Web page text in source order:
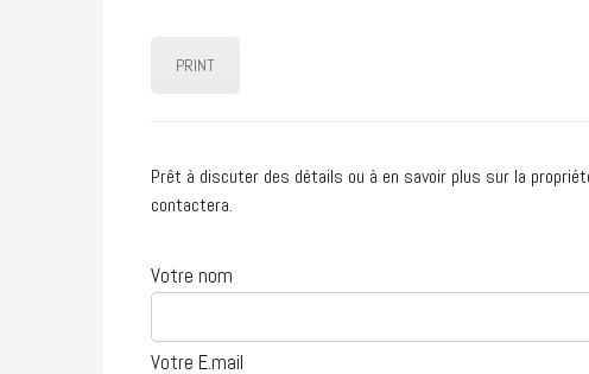
PRINT
Prêt à discuter des détails ou à en savoir plus sur la
contactera.
Votre nom
Votre E.mail